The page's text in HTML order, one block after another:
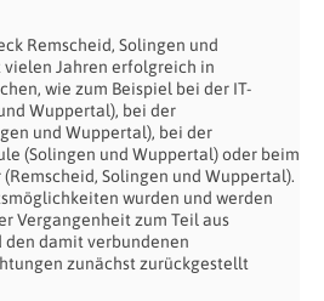
Remscheid, Solingen und
Jahren erfolgreich in
wie zum Beispiel bei der IT-
Wuppertal), bei der
und Wuppertal), bei der
(Solingen und Wuppertal) oder beim
Solingen und Wuppertal).
wurden und werden
Vergangenheit zum Teil aus
den damit verbundenen
zunächst zurückgestellt